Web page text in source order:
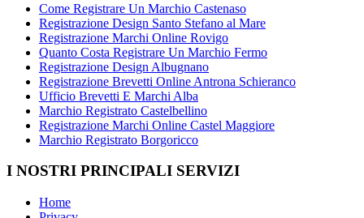
Come Registrare Un Marchio Castenaso
Registrazione Design Santo Stefano al Mare
Registrazione Marchi Online Rovigo
Quanto Costa Registrare Un Marchio Fermo
Registrazione Design Albugnano
Registrazione Brevetti Online Antrona Schieranco
Ufficio Brevetti E Marchi Alba
Marchio Registrato Castelbellino
Registrazione Marchi Online Castel Maggiore
Marchio Registrato Borgoricco
I NOSTRI PRINCIPALI SERVIZI
Home